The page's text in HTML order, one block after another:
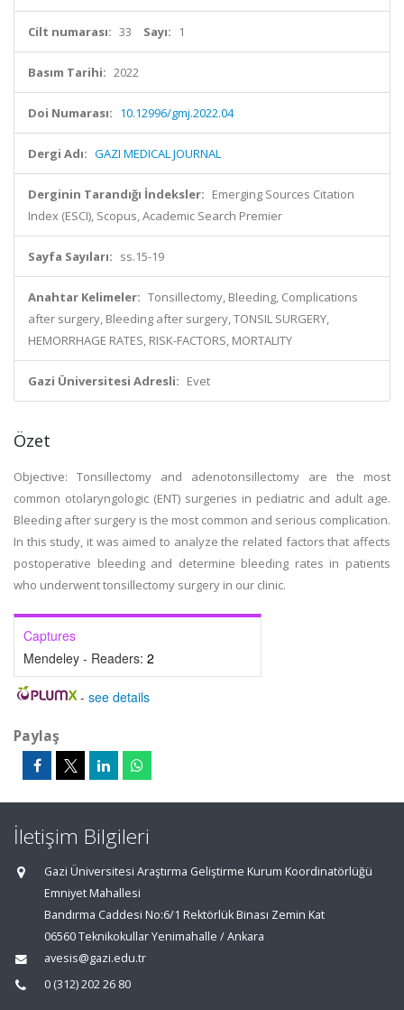
Cilt numarası: 33 Sayı: 1
Basım Tarihi: 2022
Doi Numarası: 10.12996/gmj.2022.04
Dergi Adı: GAZI MEDICAL JOURNAL
Derginin Tarandığı İndeksler: Emerging Sources Citation
Index (ESCI), Scopus, Academic Search Premier
Sayfa Sayıları: ss.15-19
Anahtar Kelimeler: Tonsillectomy, Bleeding, Complications
after surgery, Bleeding after surgery, TONSIL SURGERY,
HEMORRHAGE RATES, RISK-FACTORS, MORTALITY
Gazi Üniversitesi Adresli: Evet
Özet
Objective: Tonsillectomy and adenotonsillectomy are the most
common otolaryngologic (ENT) surgeries in pediatric and adult age.
Bleeding after surgery is the most common and serious complication.
In this study, it was aimed to analyze the related factors that affects
postoperative bleeding and determine bleeding rates in patients
who underwent tonsillectomy surgery in our clinic.
Captures
Mendeley - Readers: 2
- see details
Paylaş
İletişim Bilgileri
Gazi Üniversitesi Araştırma Geliştirme Kurum Koordinatörlüğü
Emniyet Mahallesi
Bandırma Caddesi No:6/1 Rektörlük Binası Zemin Kat
06560 Teknikokullar Yenimahalle / Ankara
avesis@gazi.edu.tr
0 (312) 202 26 80